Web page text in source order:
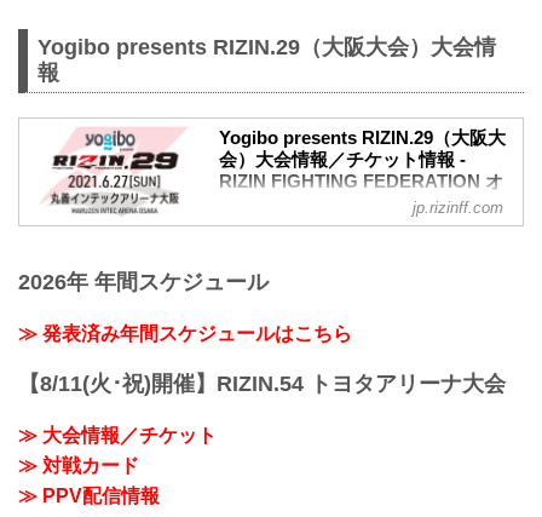
も…！？
大会を間近に控えた選手たちの練習風
しておりましたYogibo presents RIZIN.28
ました。（ご購入のチケットは延期日程
開催日延期に伴うチケットの払戻しに関
しては以下のページをご確認ください。
チケット払戻期間
2021年4月28日（水）10:00 〜 5月4日
（火）23:59
ト 強者ノ巣
RIZIN FIGHTING...
Yogibo presents RIZIN.29（大阪大会）大会情
報
Yogibo presents RIZIN.29（大阪大
会）大会情報／チケット情報 -
RIZIN FIGHTING FEDERATION オ
阪にて開催を予定しておりましたYogibo
（日）へ延期となりました。（ご購入の
チケットは延期日程にそのままご利用に
開催日延期に伴うチケットの払戻しに関
jp.rizinff.com
2026年 年間スケジュール
≫ 発表済み年間スケジュールはこちら
【8/11(火･祝)開催】RIZIN.54 トヨタアリーナ大会
≫ 大会情報／チケット
≫ 対戦カード
≫ PPV配信情報